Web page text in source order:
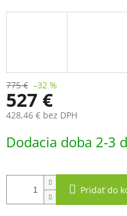
775 € –32 %
527 €
428,46 € bez DPH
cena:
Dodacia doba 2-3
Pridať do